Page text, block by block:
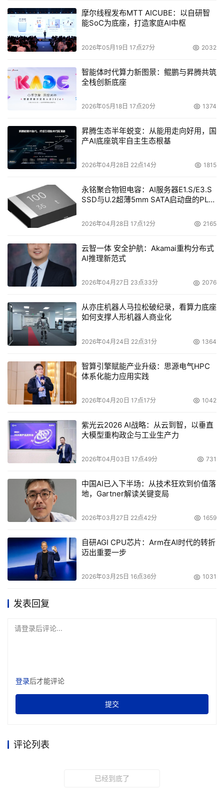
直接液体冷却技术在运营层面具备显著优势。
例如，在采用空气冷却的数据中心中，CPU和GPU在接近
或达到最高工作温度时通常会触发降频运行。虽然热降频可
应用吞吐量。而DLC允许芯片在全速运行的同时保持稳定温
度，无需降频，从而彻底避免了空气冷却带来的性能损失和
停机问题。
借助直接液体冷却技术开启未来
直接液体冷却技术已不再是遥远而抽象的技术——它已到
来。随着AI的进步和数据中心对这项技术的广泛采用，数据
演进可以以高效且可持续的方式实现，确保计算技术的未来
不再受限于过去技术的束缚。
摩尔线程发布MTT AICUBE：以自研智
能SoC为底座，打造家庭AI中枢
2026年05月19日 17点27分 2032
智能体时代算力新图景：鲲鹏与昇腾共筑
全栈创新底座
2026年05月18日 17点20分 1374
昇腾生态半年蜕变：从能用走向好用，国
产AI底座筑牢自主生态根基
2026年04月28日 22点14分 1815
永铭聚合物钽电容：AI服务器E1.S/E3.S
SSD与U.2超薄5mm SATA启动盘的PLP
2026年04月28日 17点12分 2165
云智一体 安全护航：Akamai重构分布式
AI推理新范式
2026年04月27日 23点33分 2076
从亦庄机器人马拉松破纪录，看算力底座
如何支撑人形机器人商业化
2026年04月24日 22点31分 1364
智算引擎赋能产业升级：思源电气HPC
体系化能力应用实践
2026年04月20日 17点17分 1042
紫光云2026 AI战略：从云到智，以垂直
大模型重构政企与工业生产力
2026年04月03日 17点49分 731
中国AI已入下半场：从技术狂欢到价值落
地，Gartner解读关键变局
2026年03月27日 22点42分 1659
自研AGI CPU芯片：Arm在AI时代的转折
迈出重要一步
2026年03月25日 16点36分 1031
发表回复
请登录后评论...
登录后才能评论
提交
评论列表
已经到底了